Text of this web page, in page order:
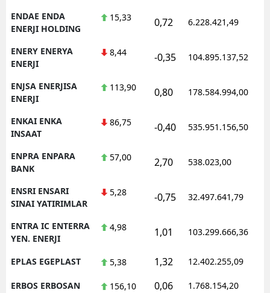
ENDAE ENDA
ENERJI HOLDING
15,33 0,72 6.228.421,49
ENERY ENERYA
ENERJI
8,44 -0,35 104.895.137,52
ENJSA ENERJISA
ENERJI
113,90 0,80 178.584.994,00
ENKAI ENKA
INSAAT
86,75 -0,40 535.951.156,50
ENPRA ENPARA
BANK
57,00 2,70 538.023,00
ENSRI ENSARI
SINAI YATIRIMLAR
5,28 -0,75 32.497.641,79
ENTRA IC ENTERRA
YEN. ENERJI
4,98 1,01 103.299.666,36
EPLAS EGEPLAST 5,38 1,32 12.402.255,09
ERBOS ERBOSAN 156,10 0,06 1.768.154,20